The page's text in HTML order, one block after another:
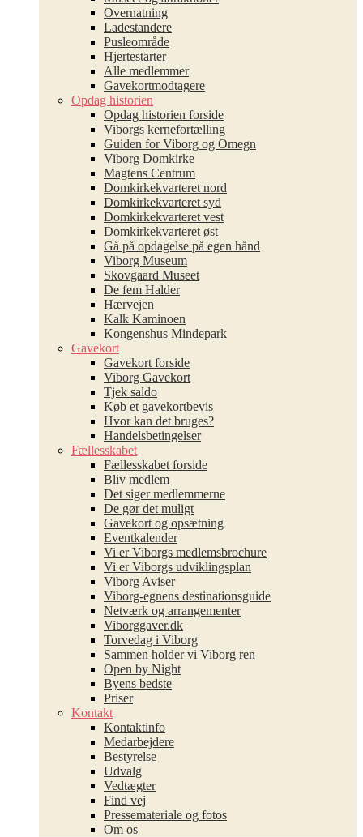
Overnatning
Ladestandere
Pusleområde
Hjertestarter
Alle medlemmer
Gavekortmodtagere
Opdag historien
Opdag historien forside
Viborgs kernefortælling
Guiden for Viborg og Omegn
Viborg Domkirke
Magtens Centrum
Domkirkekvarteret nord
Domkirkekvarteret syd
Domkirkekvarteret vest
Domkirkekvarteret øst
Gå på opdagelse på egen hånd
Viborg Museum
Skovgaard Museet
De fem Halder
Hærvejen
Kalk Kaminoen
Kongenshus Mindepark
Gavekort
Gavekort forside
Viborg Gavekort
Tjek saldo
Køb et gavekortbevis
Hvor kan det bruges?
Handelsbetingelser
Fællesskabet
Fællesskabet forside
Bliv medlem
Det siger medlemmerne
De gør det muligt
Gavekort og opsætning
Eventkalender
Vi er Viborgs medlemsbrochure
Vi er Viborgs udviklingsplan
Viborg Aviser
Viborg-egnens destinationsguide
Netværk og arrangementer
Viborggaver.dk
Torvedag i Viborg
Sammen holder vi Viborg ren
Open by Night
Byens bedste
Priser
Kontakt
Kontaktinfo
Medarbejdere
Bestyrelse
Udvalg
Vedtægter
Find vej
Pressemateriale og fotos
Om os